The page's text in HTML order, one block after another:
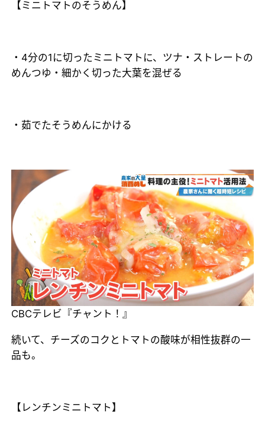
【ミニトマトのそうめん】
・4分の1に切ったミニトマトに、ツナ・ストレートの
めんつゆ・細かく切った大葉を混ぜる
・茹でたそうめんにかける
CBCテレビ『チャント！』
続いて、チーズのコクとトマトの酸味が相性抜群の一
品も。
【レンチンミニトマト】